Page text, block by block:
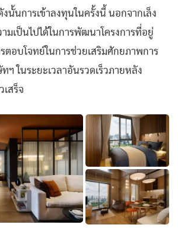
งนั้นการเข้าลงทุนในครั้งนี้ นอกจากเล็ง
มเป็นไปได้ในการพัฒนาโครงการที่อยู่
ตอบโจทย์ในการช่วยเสริมศักยภาพการ
ฯ ในระยะเวลาอันรวดเร็วภายหลัง
เสร็จ